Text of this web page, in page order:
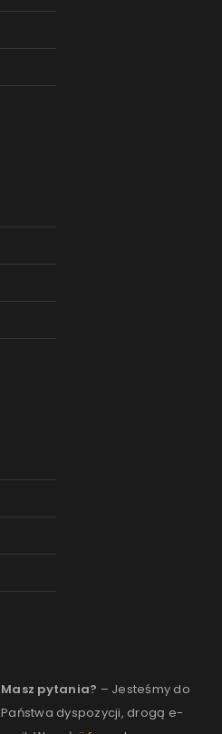
Masz pytania? – Jesteśmy do
Państwa dyspozycji, drogą e-